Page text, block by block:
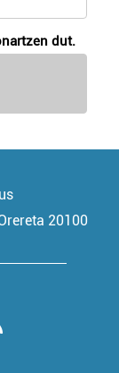
dut.
20100